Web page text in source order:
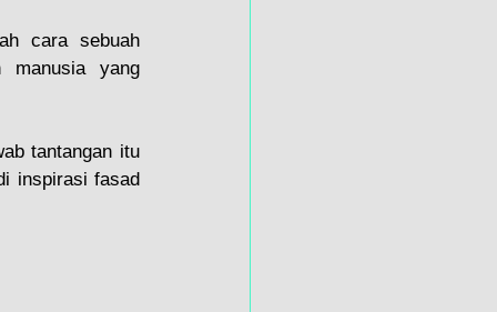
cara sebuah
manusia yang
tantangan itu
inspirasi fasad